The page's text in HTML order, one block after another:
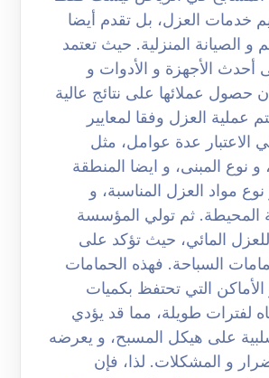
خدمات العزل، بل تقدم أيضا
و الصيانة المنزلية. حيث تعتمد
الأجهزة و الأدوات و
حصول عملائها على نتائج عالية
عملية العزل وفقا لمعايير
الاعتبار عدة عوامل، مثل
نوع المبنى، و ايضا المنطقة
مواد العزل المناسبة، و
المحيطة. ثم تولي المؤسسة
للعزل المائي، حيث تؤكد على
السباحة. فهذه الحمامات
الأماكن التي تحتفظ بكميات
لفترات طويلة، مما قد يؤدي
على هيكل المسبح، و يعرضه
و المشكلات. لذا، فإن